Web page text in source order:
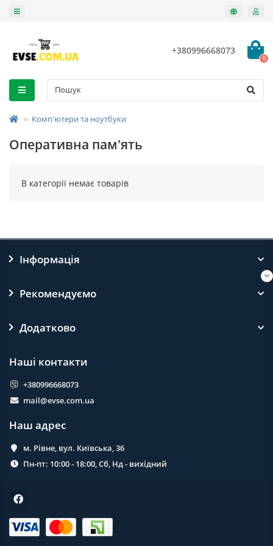
+380996668073
0
Комп'ютери та ноутбуки
Оперативна пам'ять
В категорії немає товарів
Інформація
Рекомендуємо
Додатково
Наші контакти
+380996668073
mail@evse.com.ua
Наш адрес
м. Рівне, вул. Київська, 36
Пн-пт: 10:00 - 18:00, Сб, Нд - вихідний